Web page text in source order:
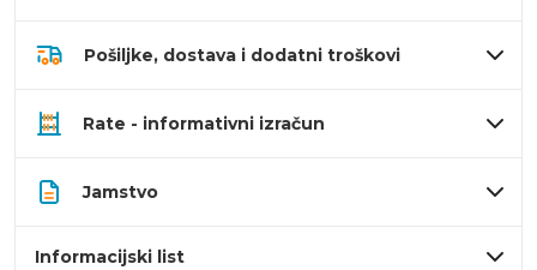
Pošiljke, dostava i dodatni troškovi
Rate - informativni izračun
Jamstvo
Informacijski list